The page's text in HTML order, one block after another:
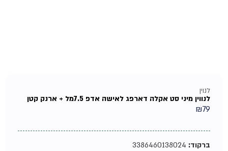
לנוין
לנווין מיני סט אקלה דארפג לאישה אדפ 7.5מל + ארנק קטן
₪79
ברקוד:3386460138024